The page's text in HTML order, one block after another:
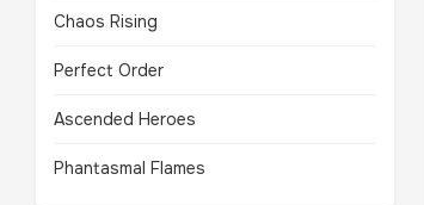
Chaos Rising
Perfect Order
Ascended Heroes
Phantasmal Flames